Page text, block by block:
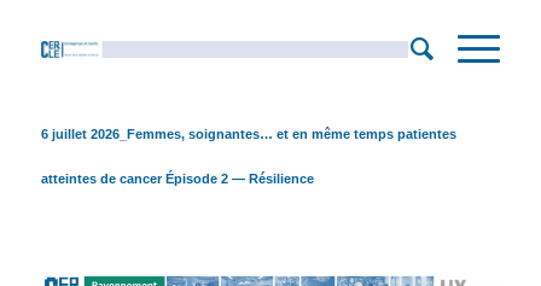
6 juillet 2026_Femmes, soignantes… et en même temps patientes
atteintes de cancer Épisode 2 — Résilience